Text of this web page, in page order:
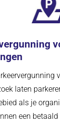
laten
als je
een betaald